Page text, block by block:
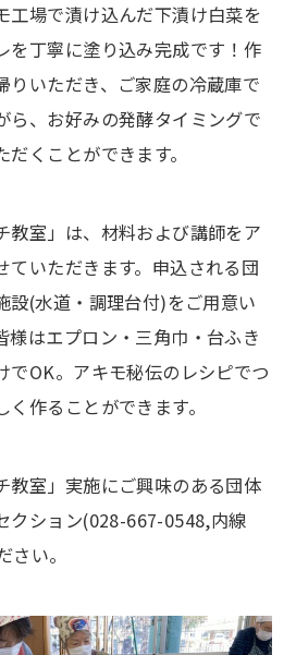
工場で漬け込んだ下漬け白菜を
を丁寧に塗り込み完成です！作
りいただき、ご家庭の冷蔵庫で
ら、お好みの発酵タイミングで
くことができます。
教室」は、材料および講師をア
ていただきます。申込される団
設(水道・調理台付)をご用意い
様はエプロン・三角巾・台ふき
でOK。アキモ秘伝のレシピでつ
作ることができます。
教室」実施にご興味のある団体
クション(028-667-0548,内線
い。